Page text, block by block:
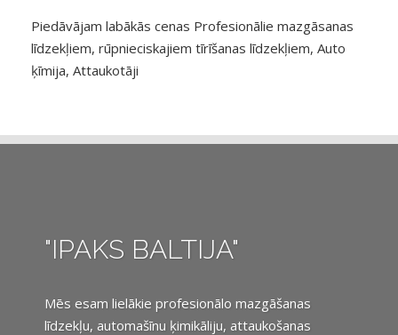
Piedāvājam labākās cenas Profesionālie mazgāsanas
līdzekļiem, rūpnieciskajiem tīrīšanas līdzekļiem, Auto
ķīmija, Attaukotāji
"IPAKS BALTIJA"
Mēs esam lielākie profesionālo mazgāšanas
līdzekļu, automašīnu ķimikāliju, attaukošanas